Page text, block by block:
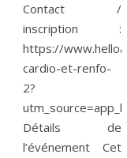
Contact /
inscription :
https://
cardio-et-renfo-
2?
Détails de
l’événement Cet